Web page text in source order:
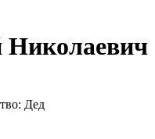
Дед